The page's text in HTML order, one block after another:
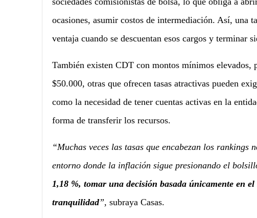
ocasiones, asumir costos de intermediación. Así, una
ventaja cuando se descuentan esos cargos y terminar
También existen CDT con montos mínimos elevados,
$50.000, otras que ofrecen tasas atractivas pueden
como la necesidad de tener cuentas activas en la
forma de transferir los recursos.
“Muchas veces las tasas que encabezan los
entorno donde la inflación sigue presionando el
1,18 %, tomar una decisión basada únicamente en
tranquilidad”, subraya Casas.